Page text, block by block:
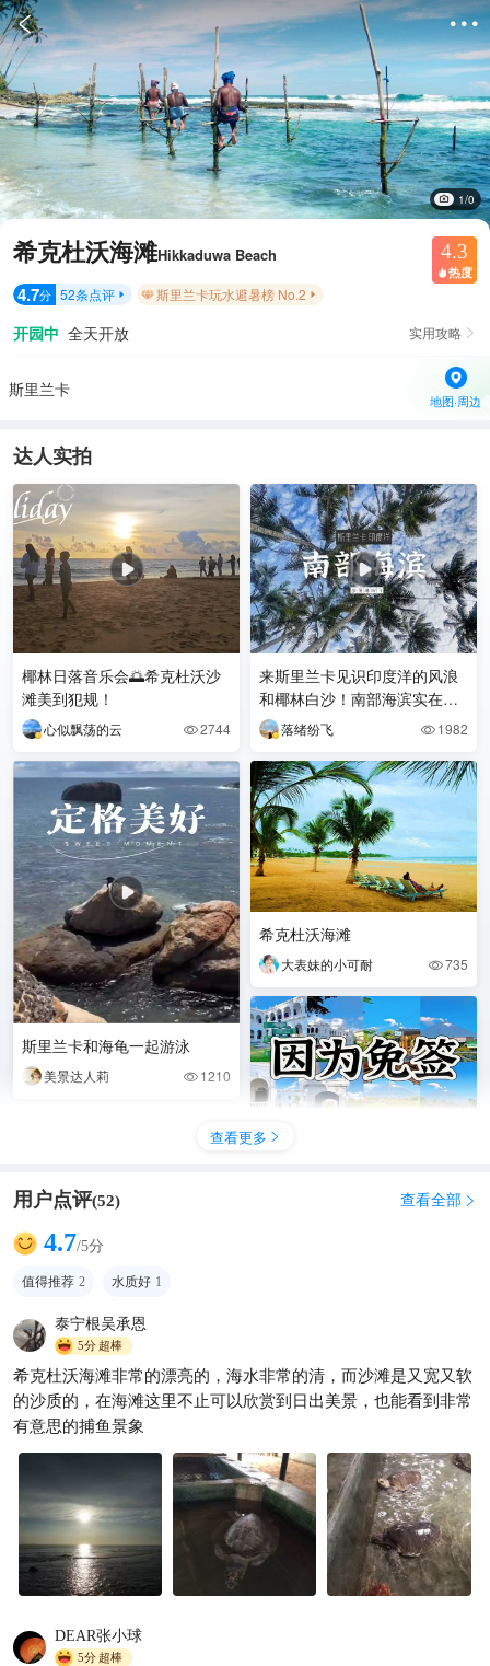
 
1/0
希克杜沃海滩Hikkaduwa Beach 4.3
 热度
4.7分 52条点评  斯里兰卡玩水避暑榜 No.2 
开园中 全天开放 实用攻略 
斯里兰卡
地图·周边
达人实拍
椰林日落音乐会🌅希克杜沃沙
滩美到犯规！
心似飘荡的云 2744
斯里兰卡和海龟一起游泳
美景达人莉  1210
来斯里兰卡见识印度洋的风浪
和椰林白沙！南部海滨实在太
美了！落绪纷飞  1982
希克杜沃海滩
大表妹的小可耐 735
查看更多 
用户点评(52) 查看全部 
4.7/5分
值得推荐 2 水质好 1
泰宁根吴承恩
5分超棒
希克杜沃海滩非常的漂亮的，海水非常的清，而沙滩是又宽又软
的沙质的，在海滩这里不止可以欣赏到日出美景，也能看到非常
有意思的捕鱼景象
DEAR张小球
5分超棒